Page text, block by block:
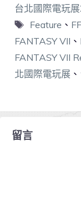
台北國際電玩
Feature 、
FANTASY VII 、
FANTASY VII
北國際電玩展 、
留言